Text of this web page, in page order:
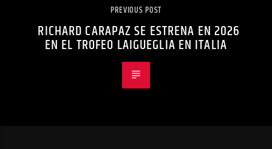
PREVIOUS POST
RICHARD CARAPAZ SE ESTRENA EN 2026
EN EL TROFEO LAIGUEGLIA EN ITALIA